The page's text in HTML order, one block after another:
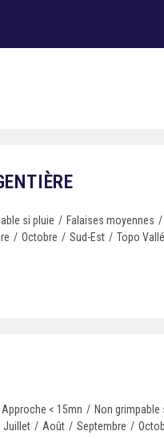
si pluie / Falaises moyennes /
/ Octobre / Sud-Est / Topo
Approche < 15mn / Non grimpable
Juillet / Août / Septembre /